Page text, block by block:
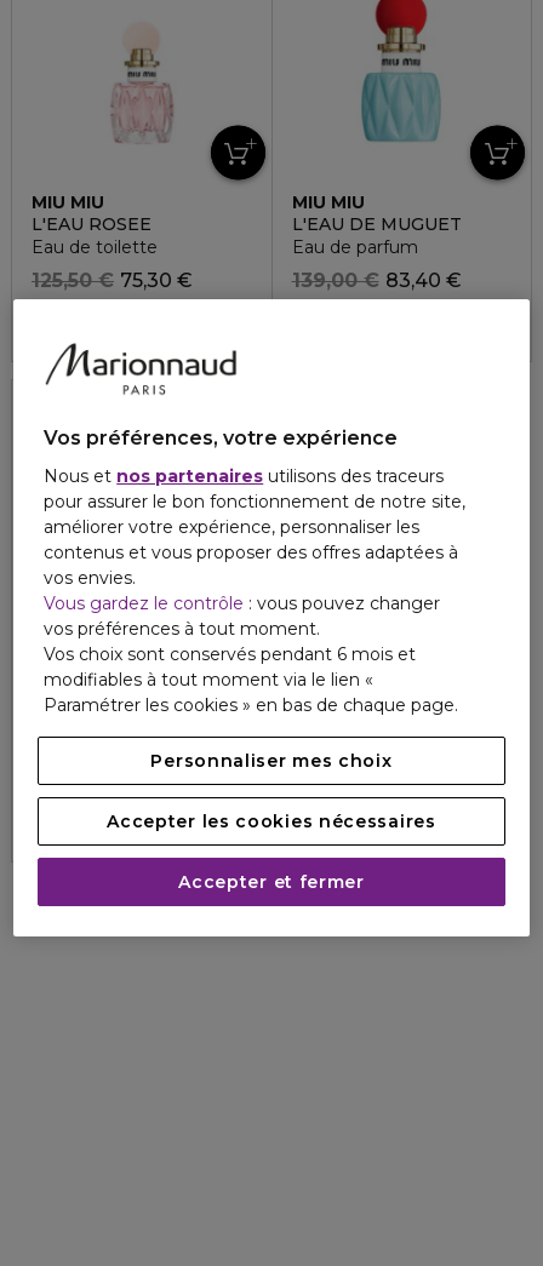
MIU MIU
L'EAU ROSEE
Eau de toilette
75,30 €
125,50 €
MIU MIU
L'EAU DE MUGUET
Eau de parfum
83,40 €
139,00 €
MIU MIU
83,40 €
139,00 €
Vos préférences, votre expérience
Nous et nos partenaires utilisons des traceurs
pour assurer le bon fonctionnement de notre site,
améliorer votre expérience, personnaliser les
contenus et vous proposer des offres adaptées à
vos envies.
Vous gardez le contrôle : vous pouvez changer
vos préférences à tout moment.
Vos choix sont conservés pendant 6 mois et
modifiables à tout moment via le lien «
Paramétrer les cookies » en bas de chaque page.
Personnaliser mes choix
Accepter les cookies nécessaires
Accepter et fermer